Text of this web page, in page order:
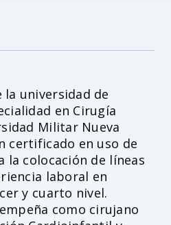
la universidad de
en Cirugía
Militar Nueva
certificado en uso de
la colocación de líneas
laboral en
y cuarto nivel.
como cirujano